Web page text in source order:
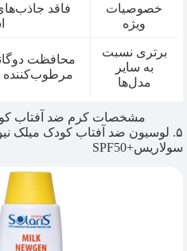
خصوصیات
ویژه
فاقد
برتری نسبت
به سایر
مدل‌ها
محافظت
مرطوب‌کننده
مشخصات کرم ضد آفتاب
۵. لوسیون ضد آفتاب کودک میلک
سولاریس+SPF50